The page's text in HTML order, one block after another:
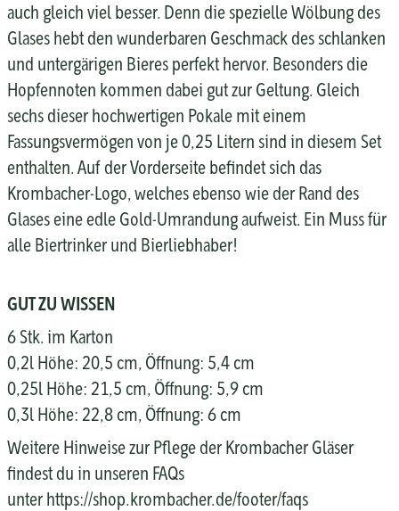
auch gleich viel besser. Denn die spezielle Wölbung des
Glases hebt den wunderbaren Geschmack des schlanken
und untergärigen Bieres perfekt hervor. Besonders die
Hopfennoten kommen dabei gut zur Geltung. Gleich
sechs dieser hochwertigen Pokale mit einem
Fassungsvermögen von je 0,25 Litern sind in diesem Set
enthalten. Auf der Vorderseite befindet sich das
Krombacher-Logo, welches ebenso wie der Rand des
Glases eine edle Gold-Umrandung aufweist. Ein Muss für
alle Biertrinker und Bierliebhaber!
GUT ZU WISSEN
6 Stk. im Karton
0,2l Höhe: 20,5 cm, Öffnung: 5,4 cm
0,25l Höhe: 21,5 cm, Öffnung: 5,9 cm
0,3l Höhe: 22,8 cm, Öffnung: 6 cm
Weitere Hinweise zur Pflege der Krombacher Gläser
findest du in unseren FAQs
unter https://shop.krombacher.de/footer/faqs